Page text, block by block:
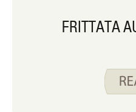
FRITTATA